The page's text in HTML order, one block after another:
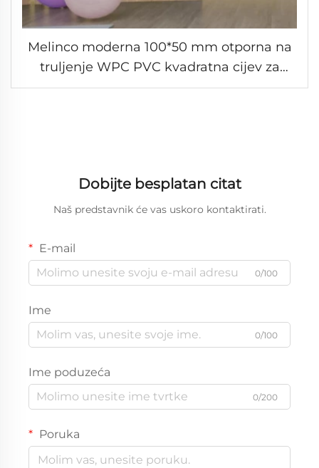
Melinco moderna 100*50 mm otporna na
truljenje WPC PVC kvadratna cijev za
pregradu za dekoraciju kuće
Dobijte besplatan citat
Naš predstavnik će vas uskoro kontaktirati.
E-mail
0/100
Ime
0/100
Ime poduzeća
0/200
Poruka